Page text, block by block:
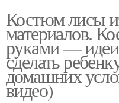
Костюм лисы
материалов.
руками — идеи
сделать
домашних
видео)